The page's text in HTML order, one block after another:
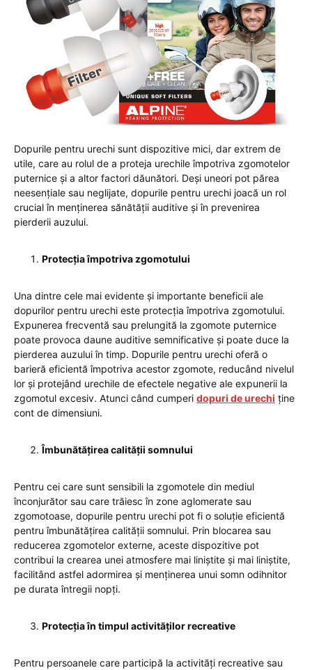
Dopurile pentru urechi sunt dispozitive mici, dar extrem de
utile, care au rolul de a proteja urechile împotriva zgomotelor
puternice și a altor factori dăunători. Deși uneori pot părea
neesențiale sau neglijate, dopurile pentru urechi joacă un rol
crucial în menținerea sănătății auditive și în prevenirea
pierderii auzului.
Protecția împotriva zgomotului
Una dintre cele mai evidente și importante beneficii ale
dopurilor pentru urechi este protecția împotriva zgomotului.
Expunerea frecventă sau prelungită la zgomote puternice
poate provoca daune auditive semnificative și poate duce la
pierderea auzului în timp. Dopurile pentru urechi oferă o
barieră eficientă împotriva acestor zgomote, reducând nivelul
lor și protejând urechile de efectele negative ale expunerii la
zgomotul excesiv. Atunci când cumperi dopuri de urechi ține
cont de dimensiuni.
Îmbunătățirea calității somnului
Pentru cei care sunt sensibili la zgomotele din mediul
înconjurător sau care trăiesc în zone aglomerate sau
zgomotoase, dopurile pentru urechi pot fi o soluție eficientă
pentru îmbunătățirea calității somnului. Prin blocarea sau
reducerea zgomotelor externe, aceste dispozitive pot
contribui la crearea unei atmosfere mai liniștite și mai liniștite,
facilitând astfel adormirea și menținerea unui somn odihnitor
pe durata întregii nopți.
Protecția în timpul activităților recreative
Pentru persoanele care participă la activități recreative sau